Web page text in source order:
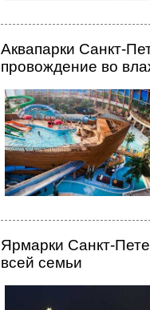
Аквапарки Санкт-
провождение во
Ярмарки Санкт-
всей семьи